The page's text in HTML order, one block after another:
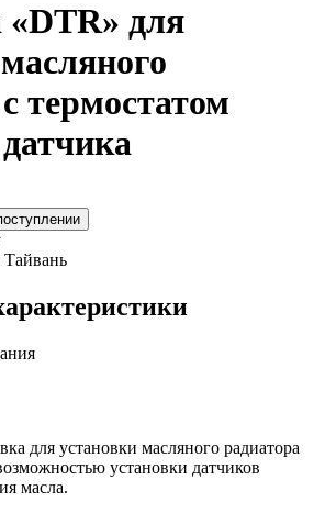
для
термостатом
Тайвань
для установки масляного радиатора
установки датчиков
масла.